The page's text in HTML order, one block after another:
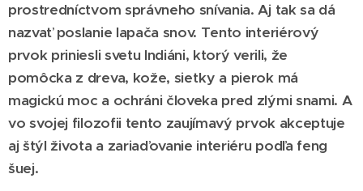
prostredníctvom správneho snívania. Aj tak sa dá
nazvať poslanie lapača snov. Tento interiérový
prvok priniesli svetu Indiáni, ktorý verili, že
pomôcka z dreva, kože, sieťky a pierok má
magickú moc a ochráni človeka pred zlými snami. A
vo svojej filozofii tento zaujímavý prvok akceptuje
aj štýl života a zariaďovanie interiéru podľa feng
šuej.